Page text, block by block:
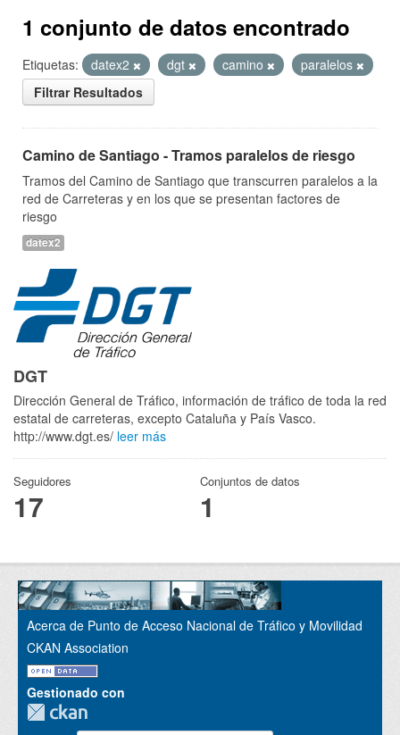
1 conjunto de datos encontrado
Etiquetas: datex2 dgt camino
paralelos
Filtrar Resultados
Camino de Santiago - Tramos paralelos de riesgo
Tramos del Camino de Santiago que transcurren paralelos a la
red de Carreteras y en los que se presentan factores de
riesgo
datex2
DGT
Dirección General de Tráfico, información de tráfico de toda la red
estatal de carreteras, excepto Cataluña y País Vasco.
http://www.dgt.es/ leer más
Seguidores
17
Conjuntos de datos
1
Acerca de Punto de Acceso Nacional de Tráfico y Movilidad
CKAN Association
Gestionado con